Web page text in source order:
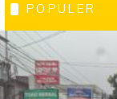
POPULER